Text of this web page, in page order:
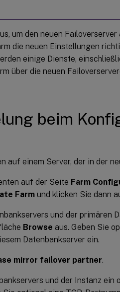
um den neuen Failoverserver
die neuen Einstellungen
einige Dienste,
über die neuen
beim
einem Server, der in der
auf der Seite Farm
Farm und klicken Sie dann
und der primären
Browse aus. Geben Sie
Datenbankserver ein.
mirror failover partner.
und der Instanz ein